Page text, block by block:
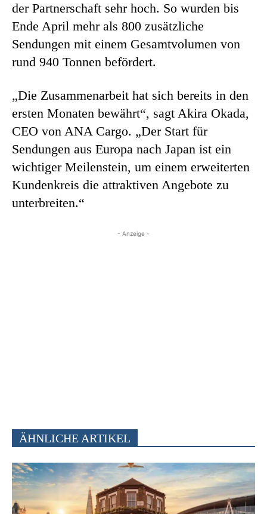
der Partnerschaft sehr hoch. So wurden bis
Ende April mehr als 800 zusätzliche
Sendungen mit einem Gesamtvolumen von
rund 940 Tonnen befördert.
„Die Zusammenarbeit hat sich bereits in den
ersten Monaten bewährt“, sagt Akira Okada,
CEO von ANA Cargo. „Der Start für
Sendungen aus Europa nach Japan ist ein
wichtiger Meilenstein, um einem erweiterten
Kundenkreis die attraktiven Angebote zu
unterbreiten.“
- Anzeige -
ÄHNLICHE ARTIKEL